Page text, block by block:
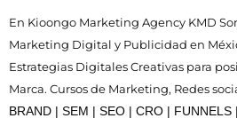
En Kioongo Marketing Agency KMD
Marketing Digital y Publicidad en
Estrategias Digitales Creativas para
Marca. Cursos de Marketing, Redes
BRAND | SEM | SEO | CRO | FUNNELS